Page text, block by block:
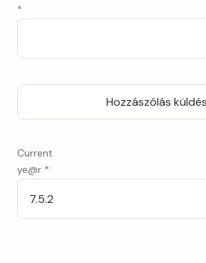
*
Current
ye@r *